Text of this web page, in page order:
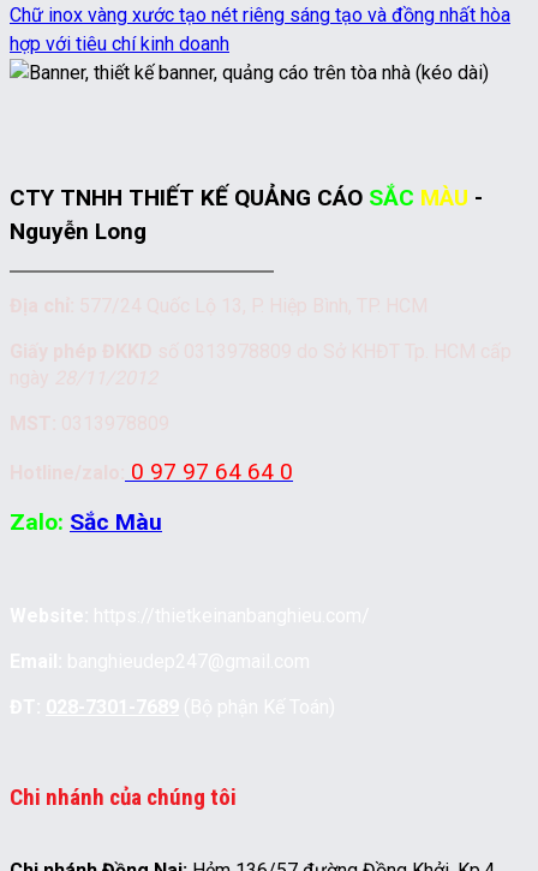
Chữ inox vàng xước tạo nét riêng sáng tạo và đồng nhất hòa
hợp với tiêu chí kinh doanh
CTY TNHH THIẾT KẾ QUẢNG CÁO SẮC MÀU -
Nguyễn Long
0 97 97 64 64 0
Zalo: Sắc Màu
Chi nhánh của chúng tôi